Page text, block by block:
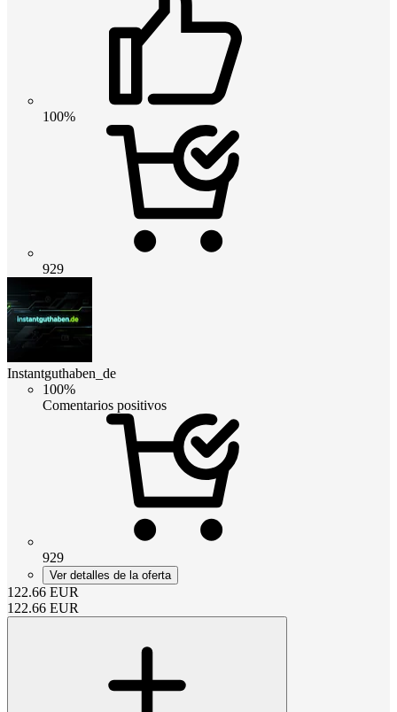
100%
929
Instantguthaben_de
100%
Comentarios positivos
929
Ver detalles de la oferta
122.66 EUR
122.66 EUR